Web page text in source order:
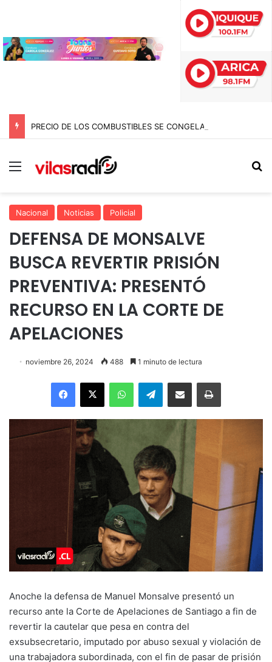
Menú
Nacional Noticias Policial
DEFENSA DE MONSALVE
BUSCA REVERTIR PRISIÓN
PREVENTIVA: PRESENTÓ
RECURSO EN LA CORTE DE
APELACIONES
noviembre 26, 2024 488 1 minuto de lectura
Facebook
X WhatsAppTelegramEnviar vía email Imprimir
Anoche la defensa de Manuel Monsalve presentó un
recurso ante la Corte de Apelaciones de Santiago a fin de
revertir la cautelar que pesa en contra del
exsubsecretario, imputado por abuso sexual y violación de
una trabajadora subordinada, con el fin de pasar de prisión